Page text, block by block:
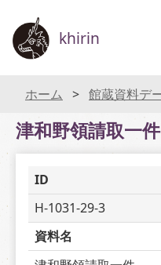
khirin
ホーム 館蔵資料デ
津和野領請取一件
ID
H-1031-29-3
資料名